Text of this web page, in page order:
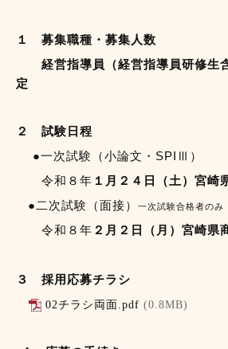
１ 募集職種・募集人数
経営指導員（経営指導員研修
定
２ 試験日程
●一次試験（小論文・SPIⅢ）
令和８年 １ 月２４日（土） 宮崎
●二次試験（面接）
一次試験合格者のみ
令和８年 ２ 月２日（月 ）宮崎県
３ 採用応募チラシ
02チラシ両面.pdf (0.8MB)